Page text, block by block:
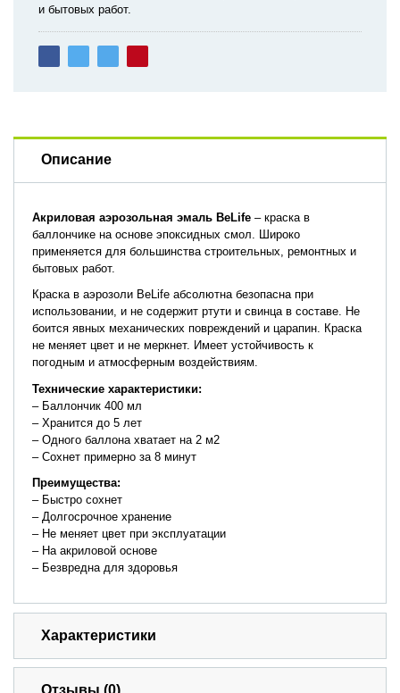
и бытовых работ.
Описание
Акриловая аэрозольная эмаль BeLife – краска в
баллончике на основе эпоксидных смол. Широко
применяется для большинства строительных, ремонтных и
бытовых работ.
Краска в аэрозоли BeLife абсолютна безопасна при
использовании, и не содержит ртути и свинца в составе. Не
боится явных механических повреждений и царапин. Краска
не меняет цвет и не меркнет. Имеет устойчивость к
погодным и атмосферным воздействиям.
Технические характеристики:
– Баллончик 400 мл
– Хранится до 5 лет
– Одного баллона хватает на 2 м2
– Сохнет примерно за 8 минут
Преимущества:
– Быстро сохнет
– Долгосрочное хранение
– Не меняет цвет при эксплуатации
– На акриловой основе
– Безвредна для здоровья
Характеристики